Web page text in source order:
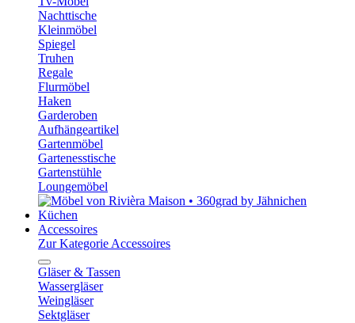
Nachttische
Kleinmöbel
Spiegel
Truhen
Regale
Flurmöbel
Haken
Garderoben
Aufhängeartikel
Gartenmöbel
Gartenesstische
Gartenstühle
Loungemöbel
Küchen
Accessoires
Zur Kategorie Accessoires
Gläser & Tassen
Wassergläser
Weingläser
Sektgläser